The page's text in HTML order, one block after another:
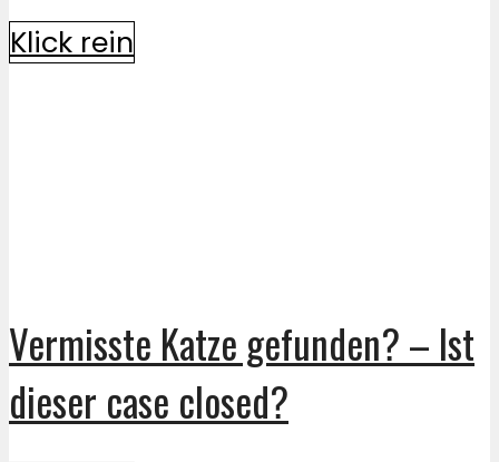
Klick rein
Vermisste Katze gefunden? – Ist
dieser case closed?